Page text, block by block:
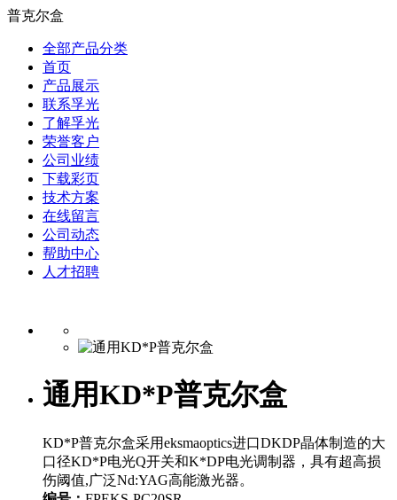
普克尔盒
全部产品分类
首页
产品展示
联系孚光
了解孚光
荣誉客户
公司业绩
下载彩页
技术方案
在线留言
公司动态
帮助中心
人才招聘
通用KD*P普克尔盒
KD*P普克尔盒采用eksmaoptics进口DKDP晶体制造的大
口径KD*P电光Q开关和K*DP电光调制器，具有超高损
伤阈值,广泛Nd:YAG高能激光器。